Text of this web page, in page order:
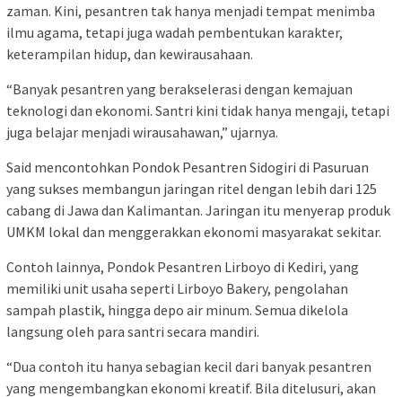
zaman. Kini, pesantren tak hanya menjadi tempat menimba
ilmu agama, tetapi juga wadah pembentukan karakter,
keterampilan hidup, dan kewirausahaan.
“Banyak pesantren yang berakselerasi dengan kemajuan
teknologi dan ekonomi. Santri kini tidak hanya mengaji, tetapi
juga belajar menjadi wirausahawan,” ujarnya.
Said mencontohkan Pondok Pesantren Sidogiri di Pasuruan
yang sukses membangun jaringan ritel dengan lebih dari 125
cabang di Jawa dan Kalimantan. Jaringan itu menyerap produk
UMKM lokal dan menggerakkan ekonomi masyarakat sekitar.
Contoh lainnya, Pondok Pesantren Lirboyo di Kediri, yang
memiliki unit usaha seperti Lirboyo Bakery, pengolahan
sampah plastik, hingga depo air minum. Semua dikelola
langsung oleh para santri secara mandiri.
“Dua contoh itu hanya sebagian kecil dari banyak pesantren
yang mengembangkan ekonomi kreatif. Bila ditelusuri, akan